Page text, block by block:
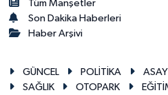
Tüm Manşetler
Son Dakika Haberleri
Haber Arşivi
GÜNCEL POLİTİKA
SAĞLIK
OTOPARK